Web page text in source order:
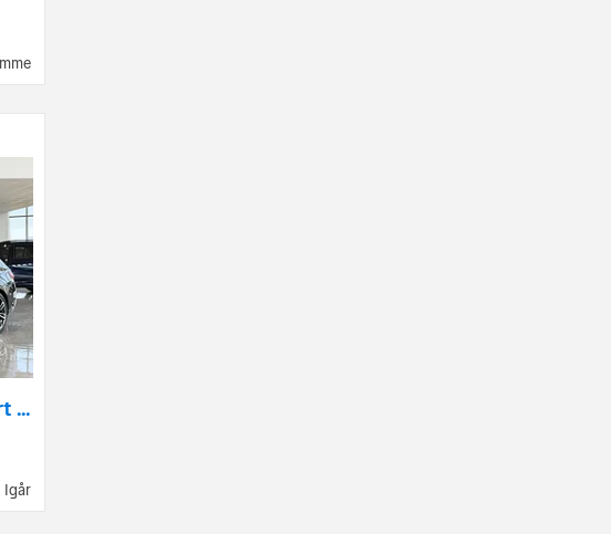
Igår
BMW i5 eDrive40 Touring M Sport 340hk / Connected Prof / H&K